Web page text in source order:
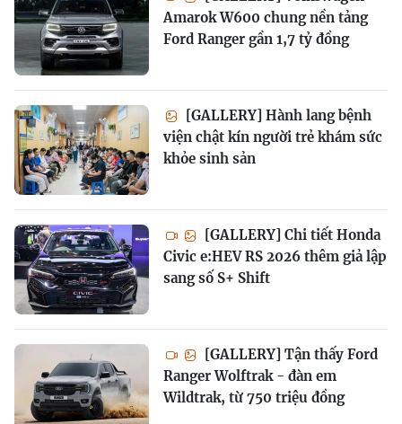
Amarok W600 chung nền tảng
Ford Ranger gần 1,7 tỷ đồng
[GALLERY] Hành lang bệnh
viện chật kín người trẻ khám sức
khỏe sinh sản
[GALLERY] Chi tiết Honda
Civic e:HEV RS 2026 thêm giả lập
sang số S+ Shift
[GALLERY] Tận thấy Ford
Ranger Wolftrak - đàn em
Wildtrak, từ 750 triệu đồng